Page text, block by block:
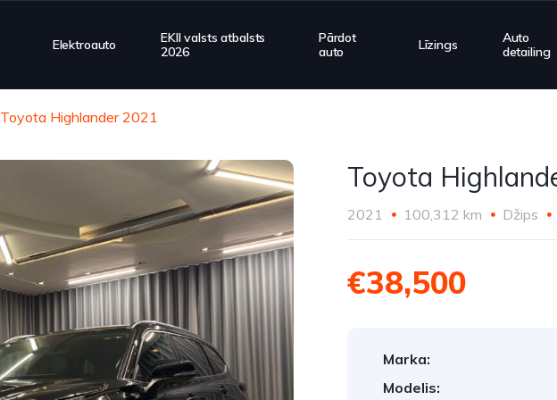
Elektroauto
EKII valsts atbalsts
2026
Pārdot
auto
Līzings
Auto
detailing
Toyota Highlander 2021
Toyota
2021 100,312 km Džips
€38,500
Marka:
Modelis: